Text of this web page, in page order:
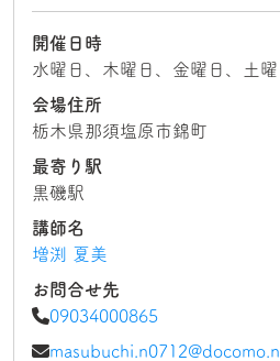
開催日時
水曜日、木曜日、金曜日、土
会場住所
栃木県那須塩原市錦町
最寄り駅
黒磯駅
講師名
増渕 夏美
お問合せ先
09034000865